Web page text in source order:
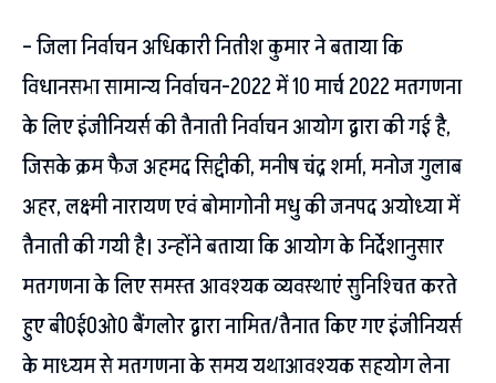
– जिला निर्वाचन अधिकारी नितीश कुमार ने बताया कि
विधानसभा सामान्य निर्वाचन-2022 में 10 मार्च 2022 मतगणना
के लिए इंजीनियर्स की तैनाती निर्वाचन आयोग द्वारा की गई है,
जिसके क्रम फैज अहमद सिद्दीकी, मनीष चंद्र शर्मा, मनोज गुलाब
अहर, लक्ष्मी नारायण एवं बोमागोनी मधु की जनपद अयोध्या में
तैनाती की गयी है। उन्होंने बताया कि आयोग के निर्देशानुसार
मतगणना के लिए समस्त आवश्यक व्यवस्थाएं सुनिश्चित करते
हुए बी0ई0ओ0 बैंगलोर द्वारा नामित/तैनात किए गए इंजीनियर्स
के माध्यम से मतगणना के समय यथाआवश्यक सहयोग लेना